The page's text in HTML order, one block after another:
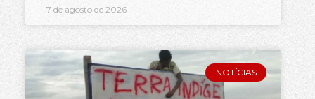
7 de agosto de 2026
NOTÍCIAS